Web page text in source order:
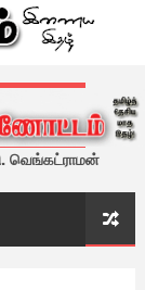
வெங்கட்ராமன்